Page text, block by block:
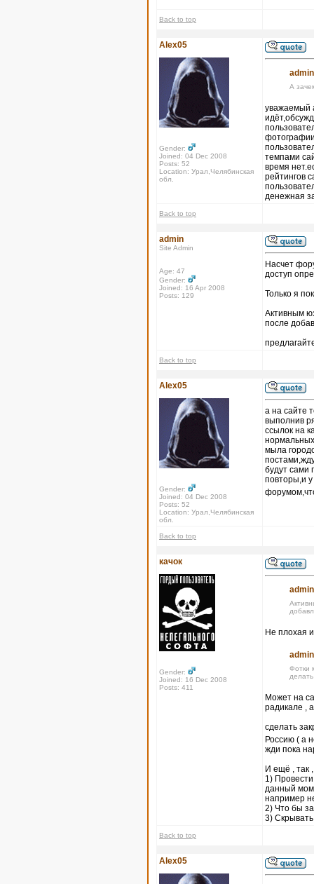
Back to top
Alex05
Gender:
Joined: 04 Dec 2008
Posts: 52
Location: Урал,Челябинская
обл.
А
уважаемый
темпами
время
рейтингов
денежная
Back to top
admin
Site Admin
Age: 47
Gender:
Joined: 16 Apr 2008
Posts: 129
Насчет
доступ
Только я
Активным
после
Back to top
Alex05
Gender:
Joined: 04 Dec 2008
Posts: 52
Location: Урал,Челябинская
обл.
а на сайте
выполнив
ссылок на
мыла
будут сами
повторы,и
Back to top
качок
Gender:
Joined: 16 Dec 2008
Posts: 411
Не плохая
Фотки
Может на
радикале ,
сделать
Россию ( а
жди пока
И ещё , так
1)
данный
например
2) Что бы
3)
Back to top
Alex05